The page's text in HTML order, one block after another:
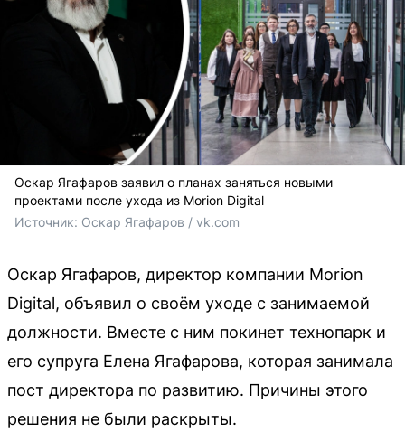
Оскар Ягафаров заявил о планах заняться новыми
проектами после ухода из Morion Digital
Источник: Оскар Ягафаров / vk.com
Оскар Ягафаров, директор компании Morion
Digital, объявил о своём уходе с занимаемой
должности. Вместе с ним покинет технопарк и
его супруга Елена Ягафарова, которая занимала
пост директора по развитию. Причины этого
решения не были раскрыты.